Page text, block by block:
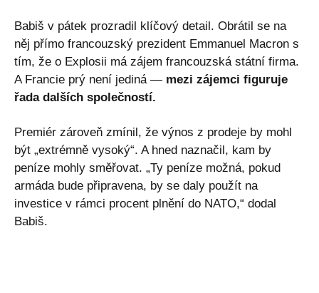
Babiš v pátek prozradil klíčový detail. Obrátil se na
něj přímo francouzský prezident Emmanuel Macron s
tím, že o Explosii má zájem francouzská státní firma.
A Francie prý není jediná — mezi zájemci figuruje
řada dalších společností.
Premiér zároveň zmínil, že výnos z prodeje by mohl
být „extrémně vysoký“. A hned naznačil, kam by
peníze mohly směřovat. „Ty peníze možná, pokud
armáda bude připravena, by se daly použít na
investice v rámci procent plnění do NATO,“ dodal
Babiš.